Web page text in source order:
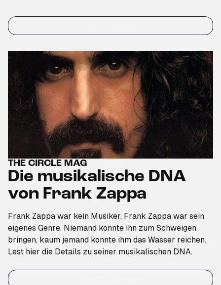
THE CIRCLE MAG
Die musikalische DNA
von Frank Zappa
Frank Zappa war kein Musiker, Frank Zappa war sein
eigenes Genre. Niemand konnte ihn zum Schweigen
bringen, kaum jemand konnte ihm das Wasser reichen.
Lest hier die Details zu seiner musikalischen DNA.